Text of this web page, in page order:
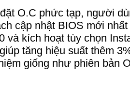
O.C phức tạp, người
cập nhật BIOS mới
và kích hoạt tùy chọn
tăng hiệu suất thêm
giống như phiên bản